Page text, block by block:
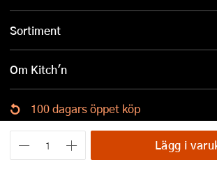
Lägg i
Sortiment
Om Kitch'n
100 dagars öppet köp
Ladda ned Kitch´n-appen